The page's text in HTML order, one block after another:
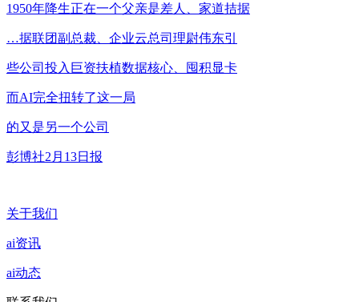
1950年降生正在一个父亲是差人、家道拮据
…据联团副总裁、企业云总司理尉伟东引
些公司投入巨资扶植数据核心、囤积显卡
而AI完全扭转了这一局
的又是另一个公司
彭博社2月13日报
关于我们
ai资讯
ai动态